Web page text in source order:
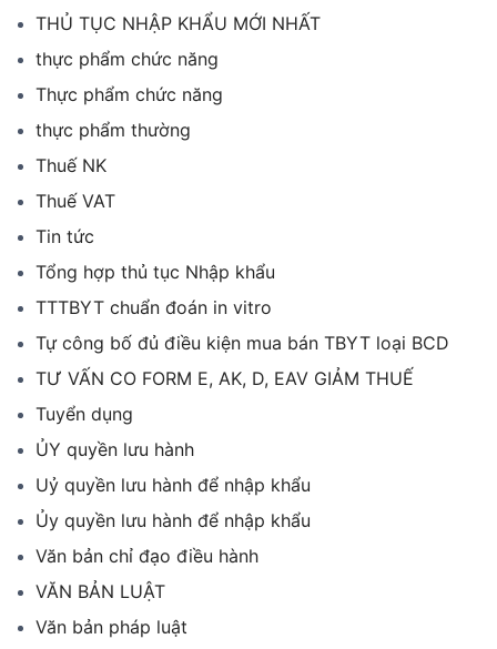
THỦ TỤC NHẬP KHẨU MỚI NHẤT
thực phẩm chức năng
Thực phẩm chức năng
thực phẩm thường
Thuế NK
Thuế VAT
Tin tức
Tổng hợp thủ tục Nhập khẩu
TTTBYT chuẩn đoán in vitro
Tự công bố đủ điều kiện mua bán TBYT loại BCD
TƯ VẤN CO FORM E, AK, D, EAV GIẢM THUẾ
Tuyển dụng
ỦY quyền lưu hành
Uỷ quyền lưu hành để nhập khẩu
Ủy quyền lưu hành để nhập khẩu
Văn bản chỉ đạo điều hành
VĂN BẢN LUẬT
Văn bản pháp luật